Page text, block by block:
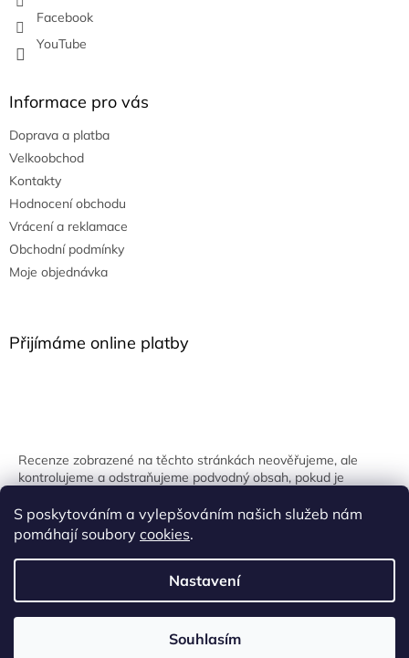
S poskytováním a vylepšováním našich služeb nám
pomáhají soubory cookies.
Nastavení
Souhlasím
Facebook
YouTube
Informace pro vás
Doprava a platba
Velkoobchod
Kontakty
Hodnocení obchodu
Vrácení a reklamace
Obchodní podmínky
Moje objednávka
Přijímáme online platby
Recenze zobrazené na těchto stránkách neověřujeme, ale
kontrolujeme a odstraňujeme podvodný obsah, pokud je
Vytvořil Shoptet
Onpira.cz. Všechna práva vyhrazena.